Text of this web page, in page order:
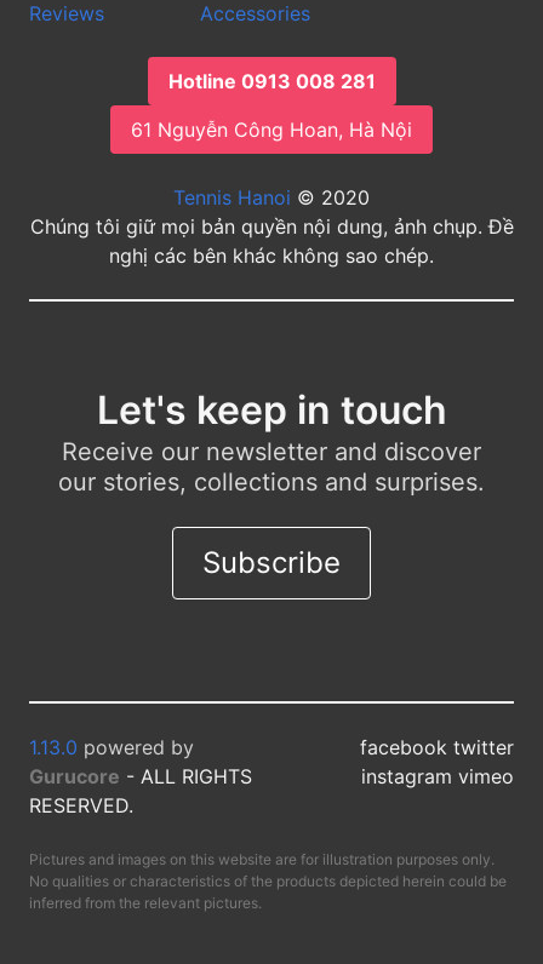
Reviews
Accessories
Hotline 0913 008 281
61 Nguyễn Công Hoan, Hà Nội
Tennis Hanoi © 2020
Chúng tôi giữ mọi bản quyền nội dung, ảnh chụp. Đề
nghị các bên khác không sao chép.
Let's keep in touch
Receive our newsletter and discover
our stories, collections and surprises.
Subscribe
1.13.0 powered by
Gurucore - ALL RIGHTS
RESERVED.
facebook twitter
instagram vimeo
Pictures and images on this website are for illustration purposes only.
No qualities or characteristics of the products depicted herein could be
inferred from the relevant pictures.